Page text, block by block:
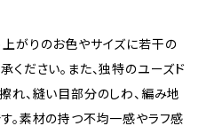
がりのお色やサイズに若干の
ださい。また、独特のユーズド
れ、縫い目部分のしわ、編み地
。素材の持つ不均一感やラフ感